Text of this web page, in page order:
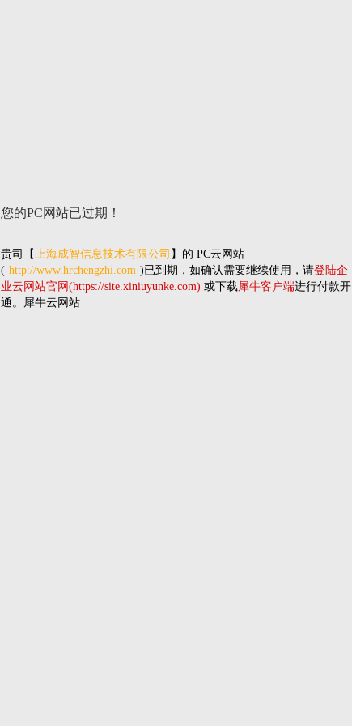
您的PC网站已过期！
贵司 【上海成智信息技术有限公司 】的 PC云网站
( http://www.hrchengzhi.com )已到期，如确认需要继续使用，请登陆企
业云网站官网(https://site.xiniuyunke.com) 或下载犀牛客户端进行付款开
通。犀牛云网站